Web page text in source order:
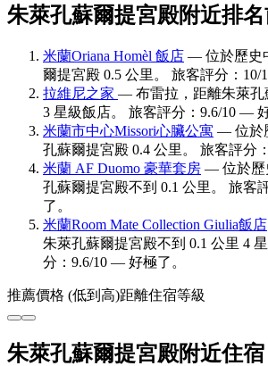
朱萊孔蘇爾提宮殿附近排
米蘭Oriana Homèl 飯店 — 位於歷史
爾提宮殿 0.5 公里。 旅客評分：10/
拉維尼之家 — 布雷拉，距離朱萊孔
3 星級飯店。 旅客評分：9.6/10 —
米蘭市中心Missori心臟公寓 — 位於
孔蘇爾提宮殿 0.4 公里。 旅客評分
米蘭 AF Duomo 豪華套房 — 位於歷
孔蘇爾提宮殿不到 0.1 公里。 旅客
了。
米蘭Room Mate Collection Giulia飯店
朱萊孔蘇爾提宮殿不到 0.1 公里 4
分：9.6/10 — 好極了。
推薦價格 (低到高)距離住宿等級
朱萊孔蘇爾提宮殿附近住宿